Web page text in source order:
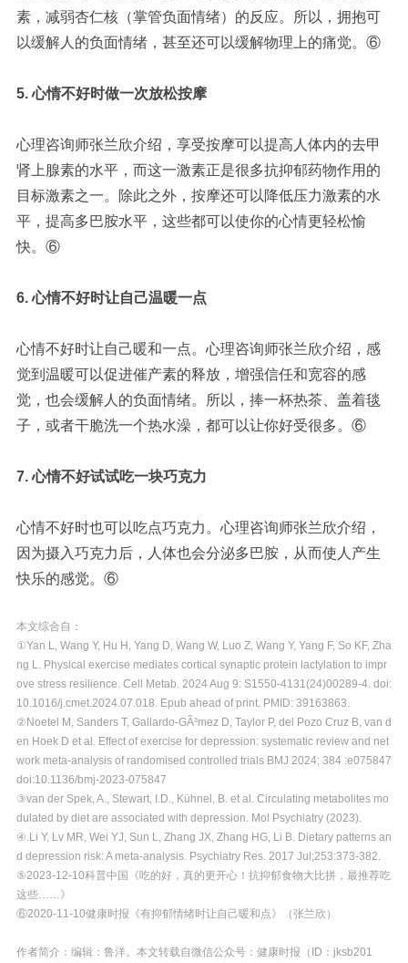
素，减弱杏仁核（掌管负面情绪）的反应。所以，拥抱可
以缓解人的负面情绪，甚至还可以缓解物理上的痛觉。 ⑥
5. 心情不好时做一次放松按摩
心理咨询师张兰欣介绍，享受按摩可以提高人体内的去甲
肾上腺素的水平，而这一激素正是很多抗抑郁药物作用的
目标激素之一。除此之外，按摩还可以降低压力激素的水
平，提高多巴胺水平，这些都可以使你的心情更轻松愉
快。 ⑥
6. 心情不好时让自己温暖一点
心情不好时让自己暖和一点。心理咨询师张兰欣介绍，感
觉到温暖可以促进催产素的释放，增强信任和宽容的感
觉，也会缓解人的负面情绪。所以，捧一杯热茶、盖着毯
子，或者干脆洗一个热水澡，都可以让你好受很多。 ⑥
7. 心情不好试试吃一块巧克力
心情不好时也可以吃点巧克力。心理咨询师张兰欣介绍，
因为摄入巧克力后，人体也会分泌多巴胺，从而使人产生
快乐的感觉。 ⑥
本文综合自：
①Yan L, Wang Y, Hu H, Yang D, Wang W, Luo Z, Wang Y, Yang F, So KF, Zha
ng L. Physical exercise mediates cortical synaptic protein lactylation to impr
ove stress resilience. Cell Metab. 2024 Aug 9: S1550-4131(24)00289-4. doi:
10.1016/j.cmet.2024.07.018. Epub ahead of print. PMID: 39163863.
②Noetel M, Sanders T, Gallardo-GÃ³mez D, Taylor P, del Pozo Cruz B, van d
en Hoek D et al. Effect of exercise for depression: systematic review and net
work meta-analysis of randomised controlled trials BMJ 2024; 384 :e075847
doi:10.1136/bmj-2023-075847
③van der Spek, A., Stewart, I.D., Kühnel, B. et al. Circulating metabolites mo
dulated by diet are associated with depression. Mol Psychiatry (2023).
④.Li Y, Lv MR, Wei YJ, Sun L, Zhang JX, Zhang HG, Li B. Dietary patterns an
d depression risk: A meta-analysis. Psychiatry Res. 2017 Jul;253:373-382.
⑤2023-12-10科普中国《吃的好，真的更开心！抗抑郁食物大比拼，最推荐吃
这些……》
⑥2020-11-10健康时报《有抑郁情绪时让自己暖和点》（张兰欣）
作者简介： 编辑：鲁洋。本文转载自微信公众号：健康时报（ID：jksb201